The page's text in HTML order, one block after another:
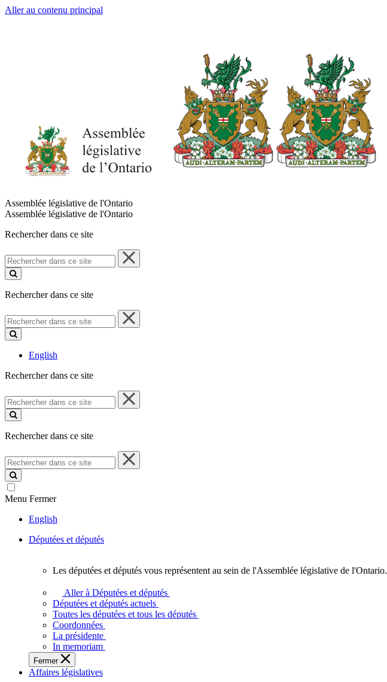
Aller au contenu principal
Assemblée législative de l'Ontario
Assemblée législative de l'Ontario
Rechercher dans ce site
Rechercher
dans
ce
Rechercher dans ce site
Rechercher
dans
ce
English
Rechercher dans ce site
Rechercher
dans
ce
Rechercher dans ce site
Rechercher
dans
ce
site
Menu Fermer
English
Députées et députés
députées
députés
vous
représentent
sein
de
l'Assemblée
Les députées et députés vous représentent au sein de l'Assemblée législative de l'Ontario.
Aller à Députées et députés
Députées et députés actuels
Toutes les députées et tous les députés
Coordonnées
La présidente
In memoriam
Fermer
Affaires législatives